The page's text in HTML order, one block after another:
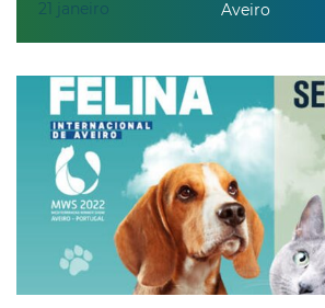
21 janeiro Aveiro